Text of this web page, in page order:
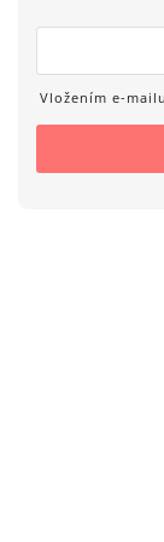
Vložením e-